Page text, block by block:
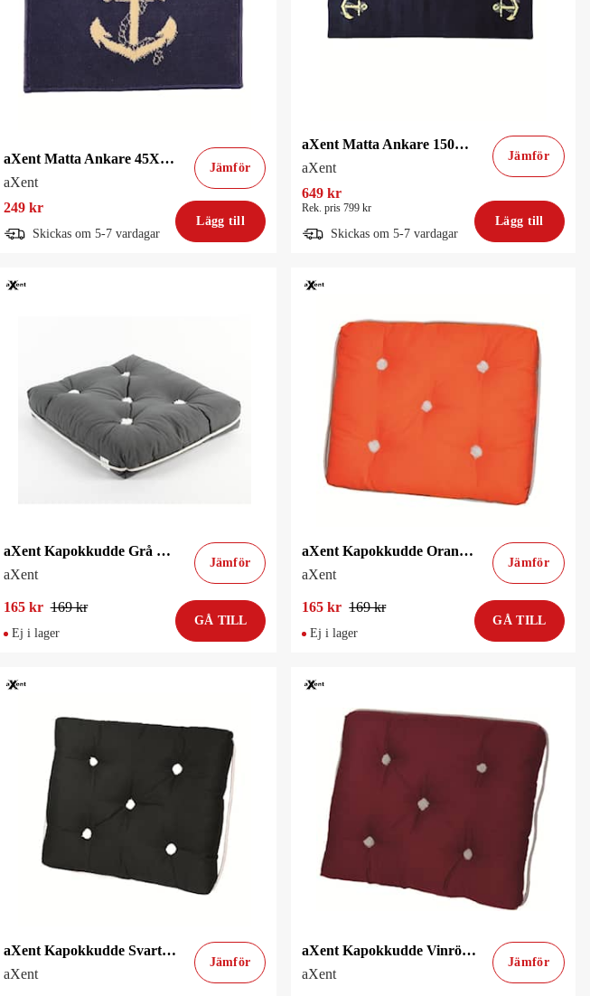
aXent Matta Ankare 45X30cm Blå
aXent
Jämför
249 kr
Skickas om 5-7 vardagar
Lägg till
aXent Matta Ankare 150X45cm Blå
aXent
Jämför
649 kr
Rek. pris 799 kr
Skickas om 5-7 vardagar
Lägg till
aXent Kapokkudde Grå Enkel
aXent
Jämför
165 kr 169 kr
Ej i lager
GÅ TILL
aXent Kapokkudde Orange Enkel
aXent
Jämför
165 kr 169 kr
Ej i lager
GÅ TILL
aXent Kapokkudde Svart Enkel
aXent
Jämför
aXent Kapokkudde Vinröd Enkel
aXent
Jämför